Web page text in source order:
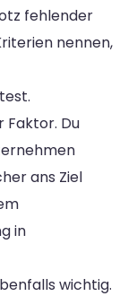
fehlender
nennen,
Faktor. Du
ans Ziel
in
wichtig.